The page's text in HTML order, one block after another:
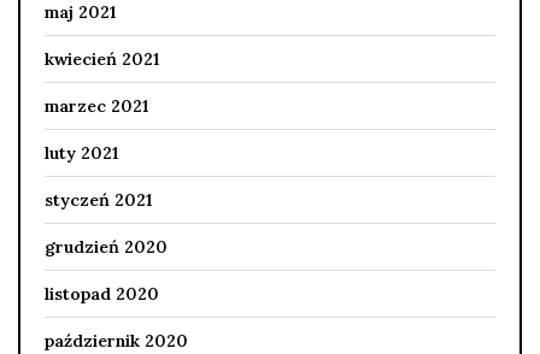
maj 2021
kwiecień 2021
marzec 2021
luty 2021
styczeń 2021
grudzień 2020
listopad 2020
październik 2020